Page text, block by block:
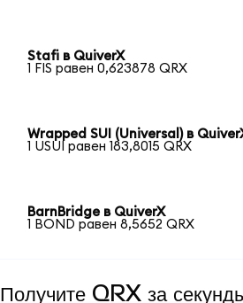
Stafi в QuiverX
1 FIS равен 0,623878 QRX
Wrapped SUI (Universal) в
1 USUI равен 183,8015 QRX
BarnBridge в QuiverX
1 BOND равен 8,5652 QRX
Получите QRX за